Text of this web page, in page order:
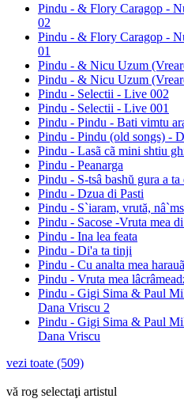
Pindu - & Flory Caragop -
02
Pindu - & Flory Caragop -
01
Pindu - & Nicu Uzum
Pindu - & Nicu Uzum
Pindu - Selectii - Live 002
Pindu - Selectii - Live 001
Pindu - Pindu - Bati vimtu
Pindu - Pindu (old songs) -
Pindu - Lasã cã mini shtiu
Pindu - Peanarga
Pindu - S-tsâ bashŭ gura a ta
Pindu - Dzua di Pasti
Pindu - S`iaram, vrută,
Pindu - Sacose -Vruta mea
Pindu - Ina lea feata
Pindu - Di'a ta tinji
Pindu - Cu analta mea harauã
Pindu - Vruta mea
Pindu - Gigi Sima & Paul
Dana Vriscu 2
Pindu - Gigi Sima & Paul
Dana Vriscu
vezi toate (509)
vă rog selectaţi artistul